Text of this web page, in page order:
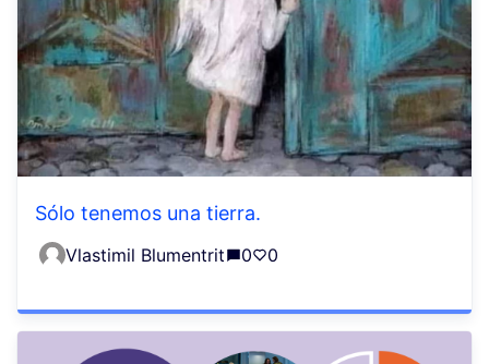
Sólo tenemos una tierra.
Vlastimil Blumentrit 0 0